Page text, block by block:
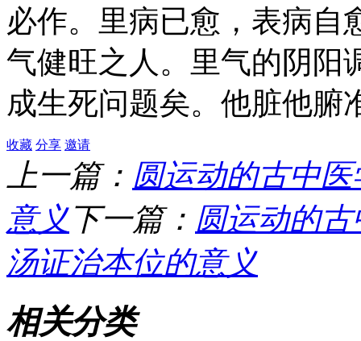
必作。里病已愈，表病自
气健旺之人。里气的阴阳
成生死问题矣。他脏他腑
收藏 分享 邀请
上一篇： 圆运动的古中
意义下一篇： 圆运动的
汤证治本位的意义
相关分类